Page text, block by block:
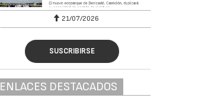
21/07/2026
SUSCRIBIRSE
ENLACES DESTACADOS